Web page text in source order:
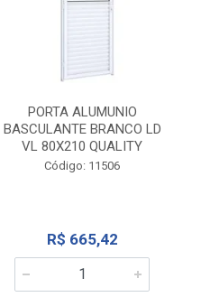
PORTA ALUMUNIO
BASCULANTE BRANCO LD
VL 80X210 QUALITY
Código: 11506
R$ 665,42